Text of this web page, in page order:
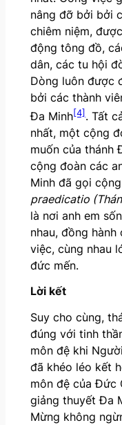
nâng đỡ bởi bởi
chiêm niệm,
động tông đồ,
dân, các tu hội
Dòng luôn được
bởi các thành
Đa Minh[4]. Tất
nhất, một cộng
muốn của thánh
cộng đoàn các
Minh đã gọi
praedicatio
là nơi anh em
nhau, đồng
việc, cùng nhau
đức mến.
Lời kết
Suy cho cùng,
đúng với tinh
môn đệ khi
đã khéo léo kết
môn đệ của Đức
giảng thuyết Đa
Mừng không